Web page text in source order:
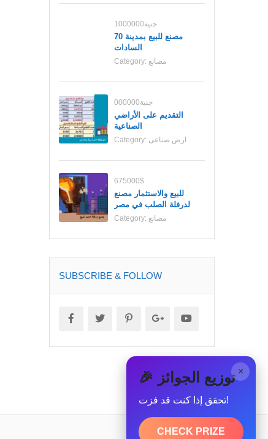
1000000جنية
70 مصنع للبيع بمدينة
السادات
Category: مصانع
000000جنية
التقديم على الأراضي
الصناعية
Category: ارض صناعى
675000$
للبيع والاستثمار مصنع
لدرفلة الصلب في مصر
Category: مصانع
SUBSCRIBE & FOLLOW
× 🎉 توزيع الجوائز
تحقق إذا كنت قد فزت!
CHECK PRIZE